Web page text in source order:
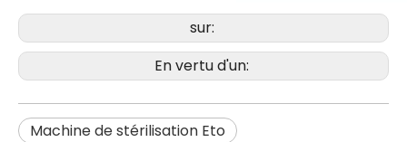
sur:
En vertu d'un:
Machine de stérilisation Eto